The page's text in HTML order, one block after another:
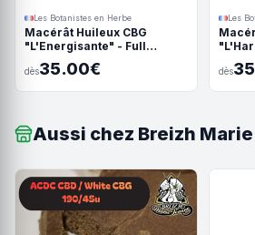
Les Botanistes en Herbe
Macérât Huileux CBG
"L'Energisante" - Full
Spectrum
dès35.00€
Les
dès
Aussi chez Breizh